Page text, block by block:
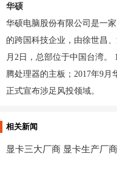
华硕
华硕电脑股份有限公司是一
的跨国科技企业，由徐世昌
月2日，总部位于中国台湾。
腾处理器的主板；2017年9月
正式宣布涉足风投领域。
相关新闻
显卡三大厂商 显卡生产厂商